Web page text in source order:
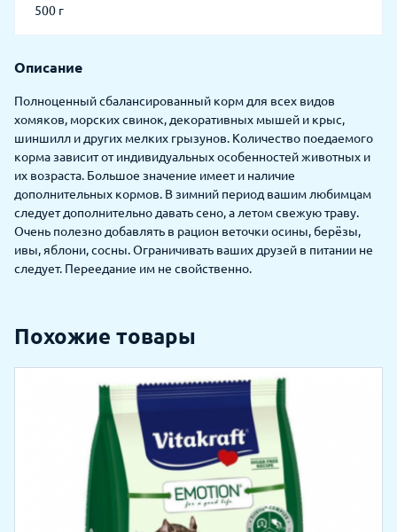
500 г
Описание
Полноценный сбалансированный корм для всех видов
хомяков, морских свинок, декоративных мышей и крыс,
шиншилл и других мелких грызунов. Количество поедаемого
корма зависит от индивидуальных особенностей животных и
их возраста. Большое значение имеет и наличие
дополнительных кормов. В зимний период вашим любимцам
следует дополнительно давать сено, а летом свежую траву.
Очень полезно добавлять в рацион веточки осины, берёзы,
ивы, яблони, сосны. Ограничивать ваших друзей в питании не
следует. Переедание им не свойственно.
Похожие товары